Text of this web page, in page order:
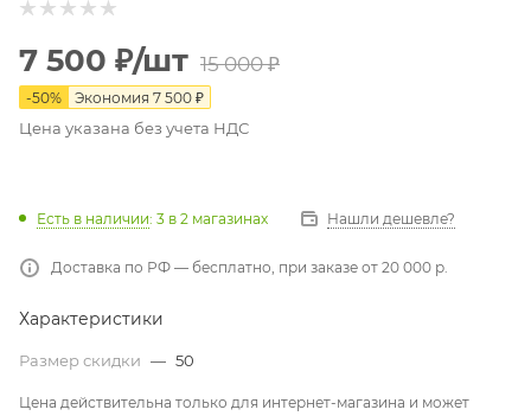
7 500 ₽/шт 15 000₽
-50% Экономия 7 500 ₽
Цена указана без учета НДС
Есть в наличии: 3 в 2 магазинах Нашли дешевле?
Доставка по РФ — бесплатно, при заказе от 20 000 р.
Характеристики
Размер скидки — 50
Цена действительна только для интернет-магазина и может